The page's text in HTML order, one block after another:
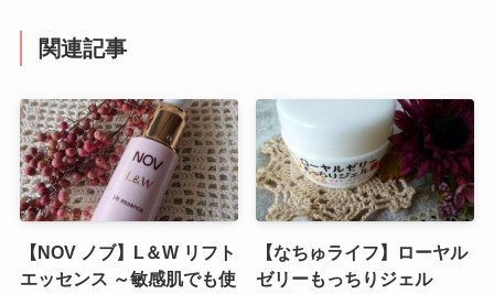
関連記事
【NOV ノブ】L＆W リフト
エッセンス ～敏感肌でも使
【なちゅライフ】ローヤル
ゼリーもっちりジェル